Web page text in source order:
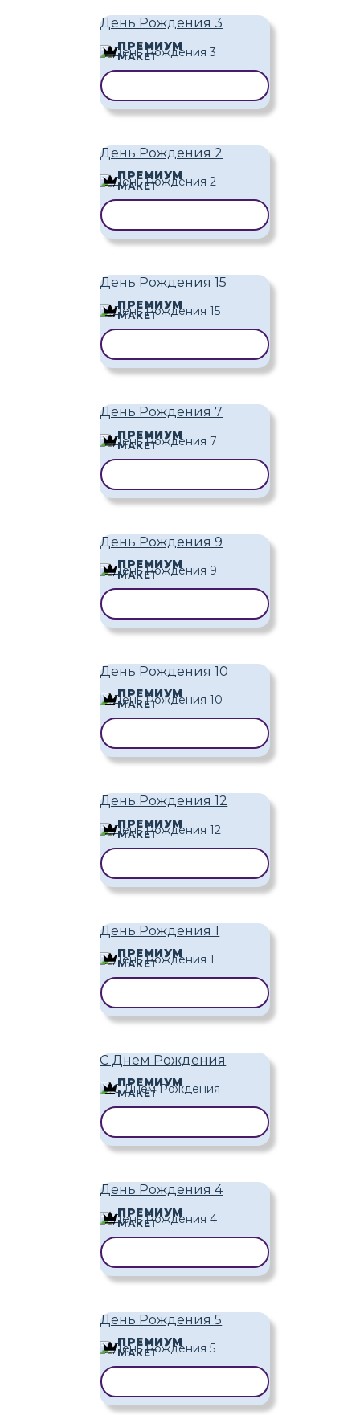
День Рождения 3
ПРЕМИУМ
МАКЕТ
День Рождения 2
ПРЕМИУМ
МАКЕТ
День Рождения 15
ПРЕМИУМ
МАКЕТ
День Рождения 7
ПРЕМИУМ
МАКЕТ
День Рождения 9
ПРЕМИУМ
МАКЕТ
День Рождения 10
ПРЕМИУМ
МАКЕТ
День Рождения 12
ПРЕМИУМ
МАКЕТ
День Рождения 1
ПРЕМИУМ
МАКЕТ
С Днем Рождения
ПРЕМИУМ
МАКЕТ
День Рождения 4
ПРЕМИУМ
МАКЕТ
День Рождения 5
ПРЕМИУМ
МАКЕТ